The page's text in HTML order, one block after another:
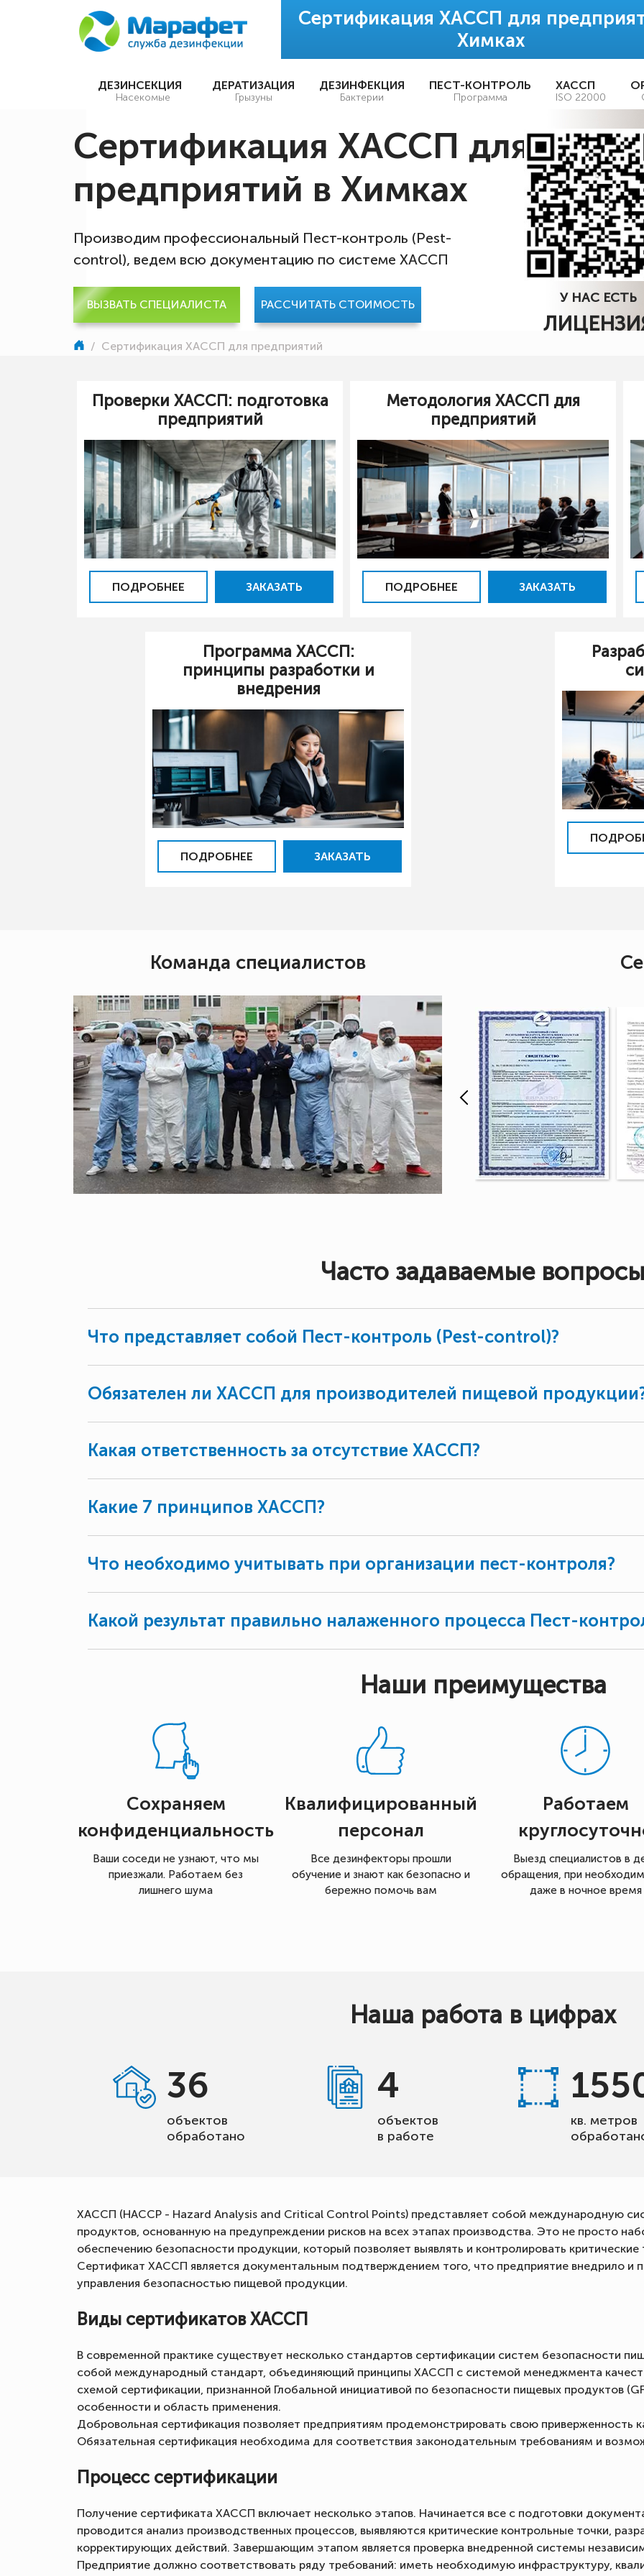
Сертификация ХАССП для
Химках
ДЕЗИНСЕКЦИЯ
Насекомые
ДЕРАТИЗАЦИЯ
Грызуны
ДЕЗИНФЕКЦИЯ
Бактерии
ПЕСТ-КОНТРОЛЬ
Программа
ХАССП
ISO 22000
Сертификация ХАССП для
предприятий в Химках
Производим профессиональный Пест-контроль (Pest-
control), ведем всю документацию по системе ХАССП
ВЫЗВАТЬ СПЕЦИАЛИСТА РАССЧИТАТЬ СТОИМОСТЬ У НАС ЕСТЬ
/ Сертификация ХАССП для предприятий
Проверки ХАССП: подготовка
предприятий
ПОДРОБНЕЕ ЗАКАЗАТЬ
Методология ХАССП для
предприятий
ПОДРОБНЕЕ ЗАКАЗАТЬ
Программа ХАССП:
принципы разработки и
внедрения
ПОДРОБНЕЕ ЗАКАЗАТЬ
Команда специалистов
Часто задаваемые
Что представляет собой Пест-контроль (Pest-control)?
Обязателен ли ХАССП для производителей пищевой
Какая ответственность за отсутствие ХАССП?
Какие 7 принципов ХАССП?
Что необходимо учитывать при организации пест-контроля?
Какой результат правильно налаженного процесса Пест-
Наши преимущества
Сохраняем
конфиденциальность
Ваши соседи не узнают, что мы
приезжали. Работаем без
лишнего шума
Квалифицированный
персонал
Все дезинфекторы прошли
обучение и знают как безопасно и
бережно помочь вам
Работаем
Выезд специалистов в
обращения, при
даже в ночное время
Наша работа в цифрах
36
объектов
обработано
4
объектов
в работе
кв. метров
ХАССП (HACCP - Hazard Analysis and Critical Control Points) представляет собой международную
продуктов, основанную на предупреждении рисков на всех этапах производства. Это не просто
обеспечению безопасности продукции, который позволяет выявлять и контролировать
Сертификат ХАССП является документальным подтверждением того, что предприятие внедрило
управления безопасностью пищевой продукции.
Виды сертификатов ХАССП
В современной практике существует несколько стандартов сертификации систем безопасности
собой международный стандарт, объединяющий принципы ХАССП с системой менеджмента
схемой сертификации, признанной Глобальной инициативой по безопасности пищевых продуктов
особенности и область применения.
Добровольная сертификация позволяет предприятиям продемонстрировать свою приверженность
Обязательная сертификация необходима для соответствия законодательным требованиям и
Процесс сертификации
Получение сертификата ХАССП включает несколько этапов. Начинается все с подготовки
проводится анализ производственных процессов, выявляются критические контрольные точки,
корректирующих действий. Завершающим этапом является проверка внедренной системы
Предприятие должно соответствовать ряду требований: иметь необходимую инфраструктуру,